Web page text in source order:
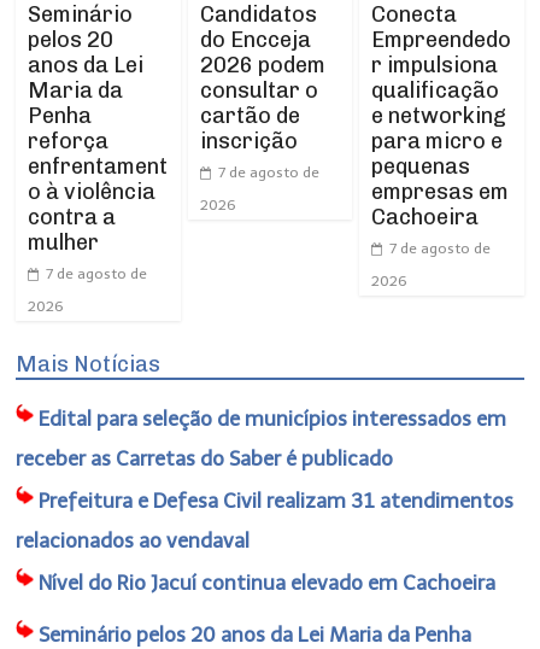
Seminário
pelos 20
anos da Lei
Maria da
Penha
reforça
enfrentament
o à violência
contra a
mulher
7 de agosto de
2026
Candidatos
do Encceja
2026 podem
consultar o
cartão de
inscrição
7 de agosto de
2026
Conecta
Empreendedo
r impulsiona
qualificação
e networking
para micro e
pequenas
empresas em
Cachoeira
7 de agosto de
2026
Mais Notícias
Edital para seleção de municípios interessados em
receber as Carretas do Saber é publicado
Prefeitura e Defesa Civil realizam 31 atendimentos
relacionados ao vendaval
Nível do Rio Jacuí continua elevado em Cachoeira
Seminário pelos 20 anos da Lei Maria da Penha